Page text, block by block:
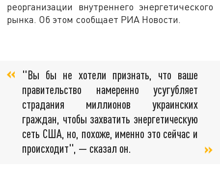
реорганизации внутреннего энергетического
рынка. Об этом сообщает РИА Новости.
"Вы бы не хотели признать, что ваше
правительство намеренно усугубляет
страдания миллионов украинских
граждан, чтобы захватить энергетическую
сеть США, но, похоже, именно это сейчас и
происходит", — сказал он.